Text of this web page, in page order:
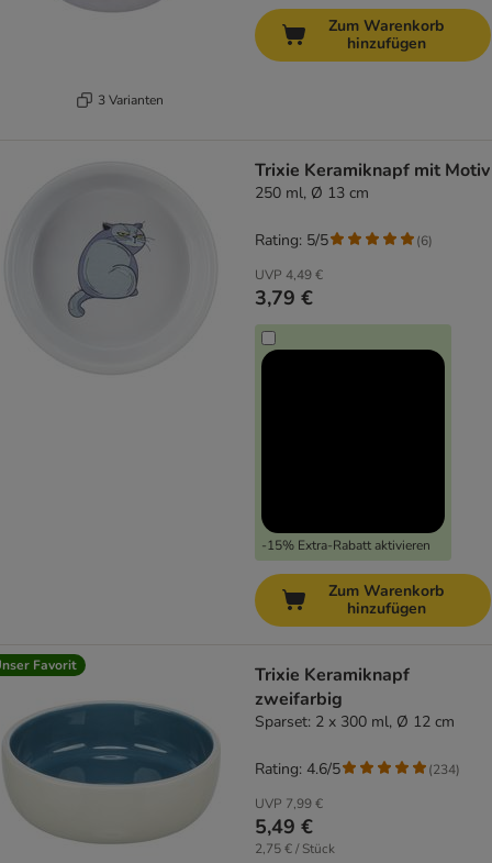
3 Varianten
Zum Warenkorb
hinzufügen
Trixie Keramiknapf mit Motiv
250 ml, Ø 13 cm
UVP 4,49 €
3,79 €
-15% Extra-Rabatt aktivieren
Rating: 5/5 (6)
Zum Warenkorb
hinzufügen
Favorit
Trixie Keramiknapf
zweifarbig
Sparset: 2 x 300 ml, Ø 12 cm
UVP 7,99 €
5,49 €
2,75 € / Stück
Rating: 4.6/5 (234)